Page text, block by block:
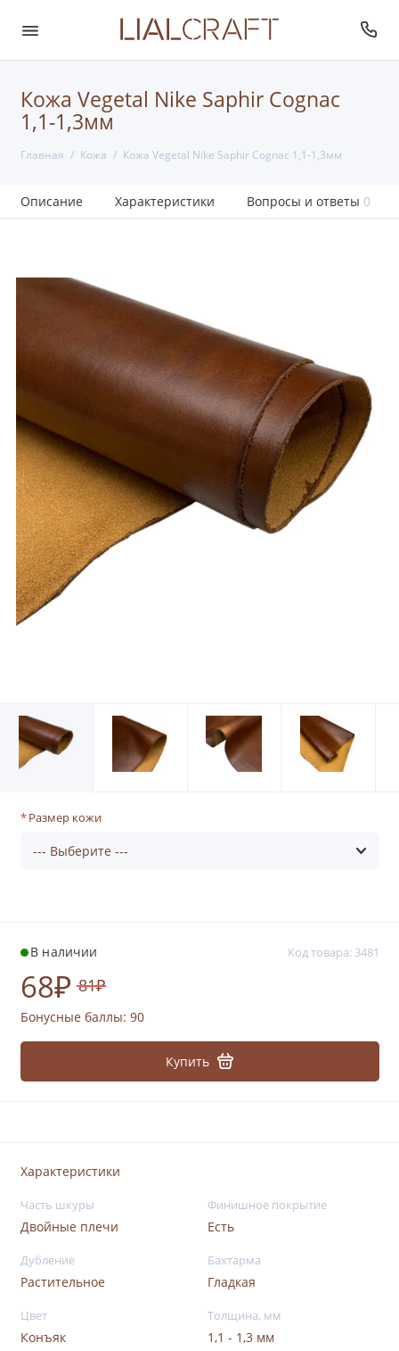
Кожа Vegetal Nike Saphir Cognac
1,1-1,3мм
Главная Кожа Кожа Vegetal Nike Saphir Cognac 1,1-1,3мм
Описание Характеристики Вопросы и ответы 0
В наличии Код товара: 3481
68₽ 81₽
Бонусные баллы: 90
Купить
Размер кожи
Характеристики
Часть шкуры
Двойные плечи
Финишное покрытие
Есть
Дубление
Растительное
Бахтарма
Гладкая
Цвет
Конъяк
Толщина, мм
1,1 - 1,3 мм